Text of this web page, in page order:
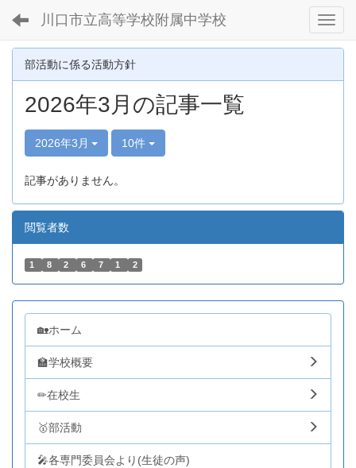
川口市立高等学校附属中学校
部活動に係る活動方針
2026年3月の記事一覧
2026年3月 10件
記事がありません。
閲覧者数
1 8 2 6 7 1 2
🏡ホーム
🏫学校概要
✏在校生
🥇部活動
🎤各専門委員会より(生徒の声)